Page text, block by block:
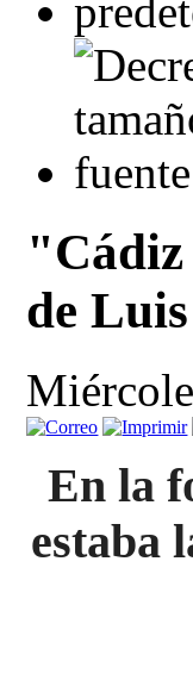
de
En la
estaba